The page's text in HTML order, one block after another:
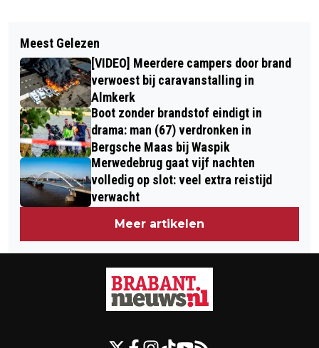
HET WEER DEZE WEEK:
WISSELVALLIG!
JAARVERSLAG CENTRUM IKO:
INTERNATIONALE
KINDERONTVOERINGEN NEMEN AF
Meest Gelezen
[VIDEO] Meerdere campers door brand
verwoest bij caravanstalling in
Almkerk
Boot zonder brandstof eindigt in
drama: man (67) verdronken in
Bergsche Maas bij Waspik
Merwedebrug gaat vijf nachten
volledig op slot: veel extra reistijd
verwacht
Meer artikelen